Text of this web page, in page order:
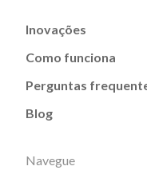
Inovações
Como funciona
Perguntas
Blog
Navegue